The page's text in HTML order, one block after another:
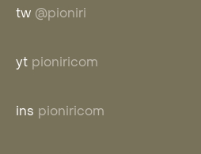
tw @pioniri
yt pioniricom
ins pioniricom